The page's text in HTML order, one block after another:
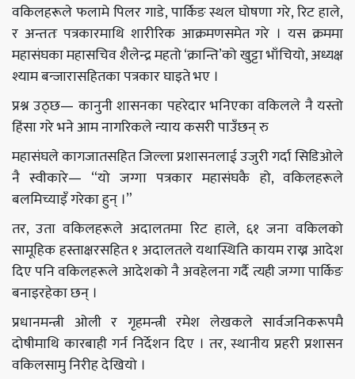
वकिलहरूले फलामे पिलर गाडे, पार्किङ स्थल घोषणा गरे, रिट हाले,
र अन्ततः पत्रकारमाथि शारीरिक आक्रमणसमेत गरे । यस क्रममा
महासंघका महासचिव शैलेन्द्र महतो ‘क्रान्ति’को खुट्टा भाँचियो, अध्यक्ष
श्याम बन्जारासहितका पत्रकार घाइते भए ।
प्रश्न उठ्छ— कानुनी शासनका पहरेदार भनिएका वकिलले नै यस्तो
हिंसा गरे भने आम नागरिकले न्याय कसरी पाउँछन् रु
महासंघले कागजातसहित जिल्ला प्रशासनलाई उजुरी गर्दा सिडिओले
नै स्वीकारे— “यो जग्गा पत्रकार महासंघकै हो, वकिलहरूले
बलमिच्याइँ गरेका हुन् ।”
तर, उता वकिलहरूले अदालतमा रिट हाले, ६१ जना वकिलको
सामूहिक हस्ताक्षरसहित १ अदालतले यथास्थिति कायम राख्न आदेश
दिए पनि वकिलहरूले आदेशको नै अवहेलना गर्दै त्यही जग्गा पार्किङ
बनाइरहेका छन् ।
प्रधानमन्त्री ओली र गृहमन्त्री रमेश लेखकले सार्वजनिकरूपमै
दोषीमाथि कारबाही गर्न निर्देशन दिए । तर, स्थानीय प्रहरी प्रशासन
वकिलसामु निरीह देखियो ।